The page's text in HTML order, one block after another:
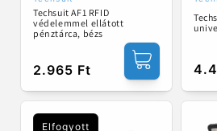
Forgalmazó:
Techsuit AF1 RFID
védelemmel ellátott
pénztárca, bézs
Normál
ár
2.965 Ft
ár
Elfogyott